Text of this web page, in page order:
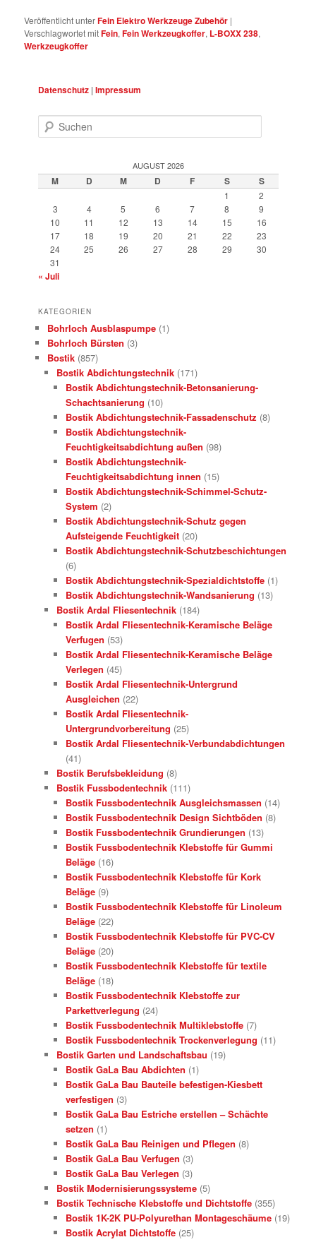
Veröffentlicht unterFein Elektro Werkzeuge Zubehör |
Verschlagwortet mitFein,Fein Werkzeugkoffer, L-BOXX 238,
Werkzeugkoffer
Datenschutz |Impressum
Suchen
AUGUST 2026
M D M D F S S
1
2
3
4 5 6 7 8
9
10
11 12 13 14 15
16
17
18 19 20 21 22
23
24
25 26 27 28 29
30
31
« Juli
KATEGORIEN
Bohrloch Ausblaspumpe (1)
Bohrloch Bürsten (3)
Bostik (857)
Bostik Abdichtungstechnik (171)
Bostik Abdichtungstechnik-Betonsanierung-
Schachtsanierung (10)
Bostik Abdichtungstechnik-Fassadenschutz (8)
Bostik Abdichtungstechnik-
Feuchtigkeitsabdichtung außen (98)
Bostik Abdichtungstechnik-
Feuchtigkeitsabdichtung innen (15)
Bostik Abdichtungstechnik-Schimmel-Schutz-
System (2)
Bostik Abdichtungstechnik-Schutz gegen
Aufsteigende Feuchtigkeit (20)
Bostik Abdichtungstechnik-Schutzbeschichtungen
(6)
Bostik Abdichtungstechnik-Spezialdichtstoffe (1)
Bostik Abdichtungstechnik-Wandsanierung (13)
Bostik Ardal Fliesentechnik (184)
Bostik Ardal Fliesentechnik-Keramische Beläge
Verfugen (53)
Bostik Ardal Fliesentechnik-Keramische Beläge
Verlegen (45)
Bostik Ardal Fliesentechnik-Untergrund
Ausgleichen (22)
Bostik Ardal Fliesentechnik-
Untergrundvorbereitung (25)
Bostik Ardal Fliesentechnik-Verbundabdichtungen
(41)
Bostik Berufsbekleidung (8)
Bostik Fussbodentechnik (111)
Bostik Fussbodentechnik Ausgleichsmassen (14)
Bostik Fussbodentechnik Design Sichtböden (8)
Bostik Fussbodentechnik Grundierungen (13)
Bostik Fussbodentechnik Klebstoffe für Gummi
Beläge (16)
Bostik Fussbodentechnik Klebstoffe für Kork
Beläge (9)
Bostik Fussbodentechnik Klebstoffe für Linoleum
Beläge (22)
Bostik Fussbodentechnik Klebstoffe für PVC-CV
Beläge (20)
Bostik Fussbodentechnik Klebstoffe für textile
Beläge (18)
Bostik Fussbodentechnik Klebstoffe zur
Parkettverlegung (24)
Bostik Fussbodentechnik Multiklebstoffe (7)
Bostik Fussbodentechnik Trockenverlegung (11)
Bostik Garten und Landschaftsbau (19)
Bostik GaLa Bau Abdichten (1)
Bostik GaLa Bau Bauteile befestigen-Kiesbett
verfestigen (3)
Bostik GaLa Bau Estriche erstellen – Schächte
setzen (1)
Bostik GaLa Bau Reinigen und Pflegen (8)
Bostik GaLa Bau Verfugen (3)
Bostik GaLa Bau Verlegen (3)
Bostik Modernisierungssysteme (5)
Bostik Technische Klebstoffe und Dichtstoffe (355)
Bostik 1K-2K PU-Polyurethan Montageschäume (19)
Bostik Acrylat Dichtstoffe (25)